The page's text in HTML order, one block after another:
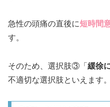
急性の頭痛の直後に短時間
す。
そのため、選択肢③「 緩徐
不適切な選択肢といえます。